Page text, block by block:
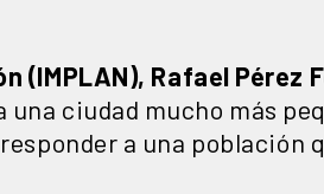
(IMPLAN), Rafael Pérez
ciudad mucho más
a una población